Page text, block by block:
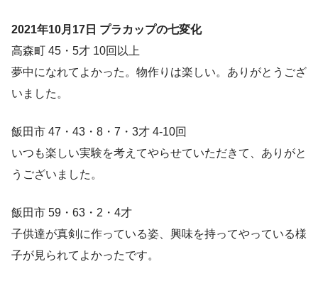
2021年10月17日 プラカップの七変化
高森町 45・5才 10回以上
夢中になれてよかった。物作りは楽しい。ありがとうござ
いました。
飯田市 47・43・8・7・3才 4-10回
いつも楽しい実験を考えてやらせていただきて、ありがと
うございました。
飯田市 59・63・2・4才
子供達が真剣に作っている姿、興味を持ってやっている様
子が見られてよかったです。